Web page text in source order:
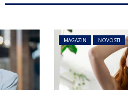
MAGAZIN NOVOSTI